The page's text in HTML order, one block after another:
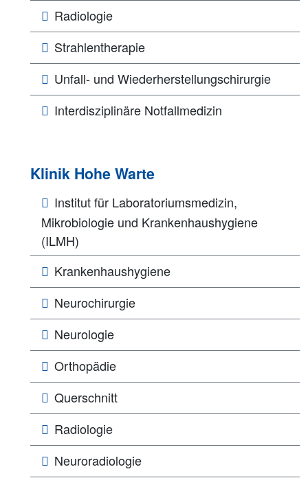
Radiologie
Strahlentherapie
Unfall- und Wiederherstellungschirurgie
Interdisziplinäre Notfallmedizin
Klinik Hohe Warte
Institut für Laboratoriumsmedizin,
Mikrobiologie und Krankenhaushygiene
(ILMH)
Krankenhaushygiene
Neurochirurgie
Neurologie
Orthopädie
Querschnitt
Radiologie
Neuroradiologie